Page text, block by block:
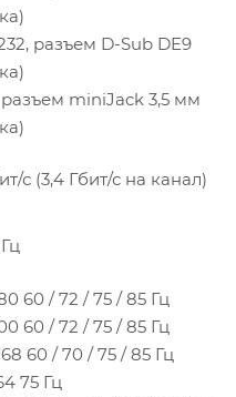
разъем D-Sub DE9
разъем miniJack 3,5 мм
с (3,4 Гбит/с на канал)
60 / 72 / 75 / 85 Гц
60 / 72 / 75 / 85 Гц
60 / 70 / 75 / 85 Гц
75 Гц